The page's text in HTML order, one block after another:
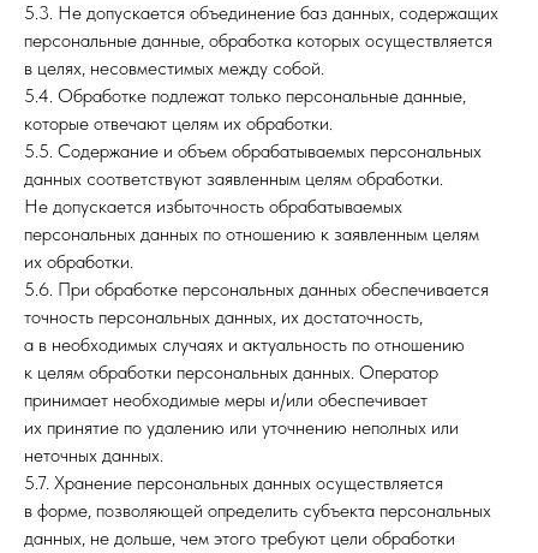
5.3. Не допускается объединение баз данных, содержащих
персональные данные, обработка которых осуществляется
в целях, несовместимых между собой.
5.4. Обработке подлежат только персональные данные,
которые отвечают целям их обработки.
5.5. Содержание и объем обрабатываемых персональных
данных соответствуют заявленным целям обработки.
Не допускается избыточность обрабатываемых
персональных данных по отношению к заявленным целям
их обработки.
5.6. При обработке персональных данных обеспечивается
точность персональных данных, их достаточность,
а в необходимых случаях и актуальность по отношению
к целям обработки персональных данных. Оператор
принимает необходимые меры и/или обеспечивает
их принятие по удалению или уточнению неполных или
неточных данных.
5.7. Хранение персональных данных осуществляется
в форме, позволяющей определить субъекта персональных
данных, не дольше, чем этого требуют цели обработки